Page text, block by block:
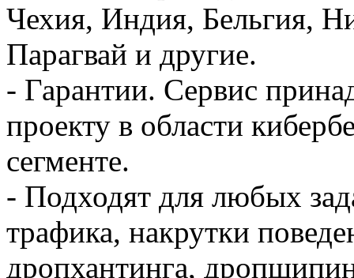
Чехия, Индия, Бельгия,
Парагвай и другие.
- Гарантии. Сервис
проекту в области
сегменте.
- Подходят для любых
трафика, накрутки
дропхантинга,